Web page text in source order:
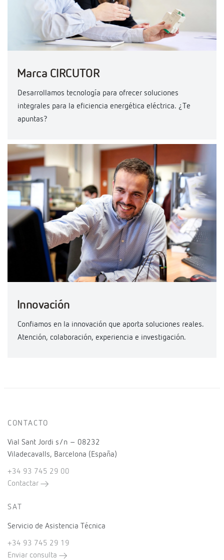
Marca CIRCUTOR
Desarrollamos tecnología para ofrecer soluciones
integrales para la eficiencia energética eléctrica. ¿Te
apuntas?
Innovación
Confiamos en la innovación que aporta soluciones reales.
Atención, colaboración, experiencia e investigación.
CONTACTO
Vial Sant Jordi s/n – 08232
Viladecavalls, Barcelona (España)
+34 93 745 29 00
Contactar
SAT
Servicio de Asistencia Técnica
+34 93 745 29 19
Enviar consulta